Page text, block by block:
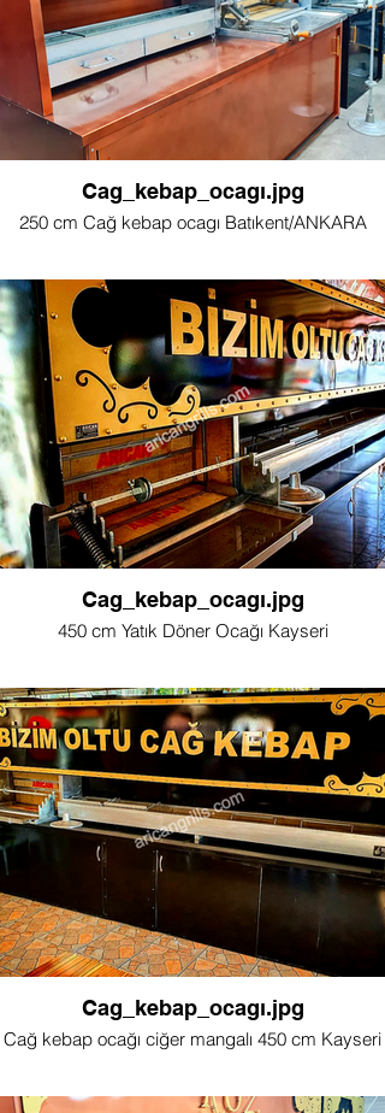
Cag_kebap_ocagı.jpg
250 cm Cağ kebap ocagı Batıkent/ANKARA
Cag_kebap_ocagı.jpg
450 cm Yatık Döner Ocağı Kayseri
Cag_kebap_ocagı.jpg
Cağ kebap ocağı ciğer mangalı 450 cm Kayseri